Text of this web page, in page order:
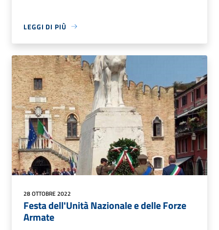
LEGGI DI PIÙ
28 OTTOBRE 2022
Festa dell'Unità Nazionale e delle Forze
Armate